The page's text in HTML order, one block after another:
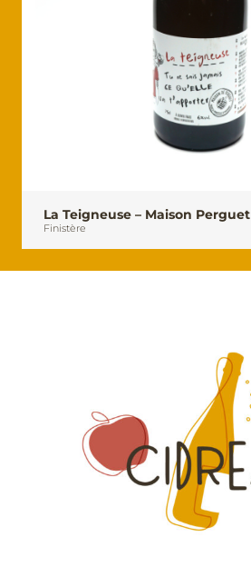
La Teigneuse – Maison Perguet
Finistère